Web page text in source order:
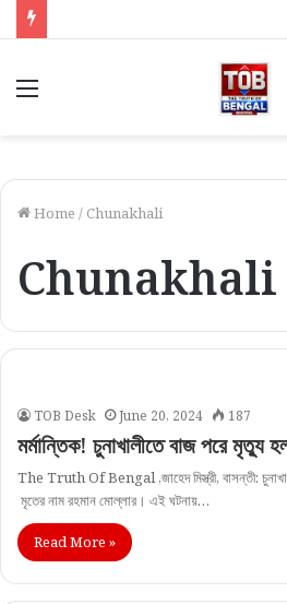
Menu
Home / Chunakhali
Chunakhali
TOB Desk June 20, 2024 187
মর্মান্তিক! চুনাখালীতে বাজ পরে মৃত্যু
The Truth Of Bengal ,জাহেদ মিস্ত্রী, বাসন্তী:
মৃতের নাম রহমান মোল্লার। এই ঘটনায়…
Read More »